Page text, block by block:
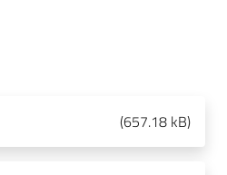
(657.18 kB)